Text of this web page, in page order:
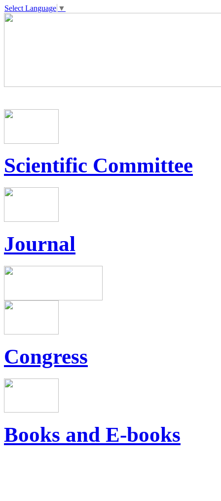
Select Language ▼
Scientific Committee
Journal
Congress
Books and E-books